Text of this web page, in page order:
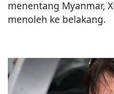
menentang Myanmar,
menoleh ke belakang.